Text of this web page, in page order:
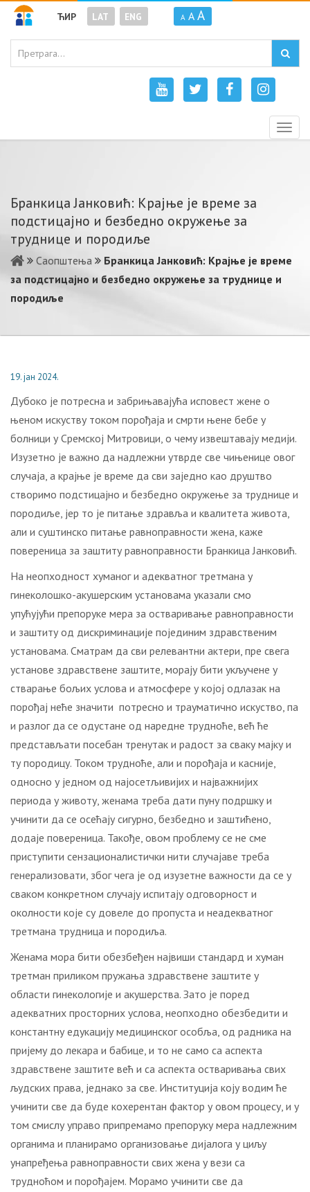
ЋИР LAT ENG A A A
Бранкица Јанковић: Крајње је време за
подстицајно и безбедно окружење за
труднице и породиље
Саопштења
Бранкица Јанковић: Крајње је време
за подстицајно и безбедно окружење за труднице и
породиље
19. јан 2024.
Дубоко је потресна и забрињавајућа исповест жене о
њеном искуству током порођаја и смрти њене бебе у
болници у Сремској Митровици, о чему извештавају медији.
Изузетно је важно да надлежни утврде све чињенице овог
случаја, а крајње је време да сви заједно као друштво
створимо подстицајно и безбедно окружење за труднице и
породиље, јер то је питање здравља и квалитета живота,
али и суштинско питање равноправности жена, каже
повереница за заштиту равноправности Бранкица Јанковић.
На неопходност хуманог и адекватног третмана у
гинеколошко-акушерским установама указали смо
упућујући препоруке мера за остваривање равноправности
и заштиту од дискриминације појединим здравственим
установама. Сматрам да сви релевантни актери, пре свега
установе здравствене заштите, морају бити укључене у
стварање бољих услова и атмосфере у којој одлазак на
порођај неће значити потресно и трауматично искуство, па
и разлог да се одустане од наредне трудноће, већ ће
представљати посебан тренутак и радост за сваку мајку и
ту породицу. Током трудноће, али и порођаја и касније,
односно у једном од најосетљивијих и најважнијих
периода у животу, женама треба дати пуну подршку и
учинити да се осећају сигурно, безбедно и заштићено,
додаје повереница. Такође, овом проблему се не сме
приступити сензационалистички нити случајаве треба
генерализовати, због чега је од изузетне важности да се у
сваком конкретном случају испитају одговорност и
околности које су довеле до пропуста и неадекватног
третмана трудница и породиља.
Женама мора бити обезбеђен највиши стандард и хуман
третман приликом пружања здравствене заштите у
области гинекологије и акушерства. Зато је поред
адекватних просторних услова, неопходно обезбедити и
константну едукацију медицинског особља, од радника на
пријему до лекара и бабице, и то не само са аспекта
здравствене заштите већ и са аспекта остваривања свих
људских права, једнако за све. Институција коју водим ће
учинити све да буде кохерентан фактор у овом процесу, и у
том смислу управо припремамо препоруку мера надлежним
органима и планирамо организовање дијалога у циљу
унапређења равноправности свих жена у вези са
трудноћом и порођајем. Морамо учинити све да